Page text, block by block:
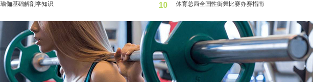
瑜伽基础解剖学知识 10 体育总局全国性街舞比赛办赛指南